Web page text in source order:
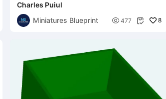
Charles Puiul
Miniatures Blueprint
 477  8